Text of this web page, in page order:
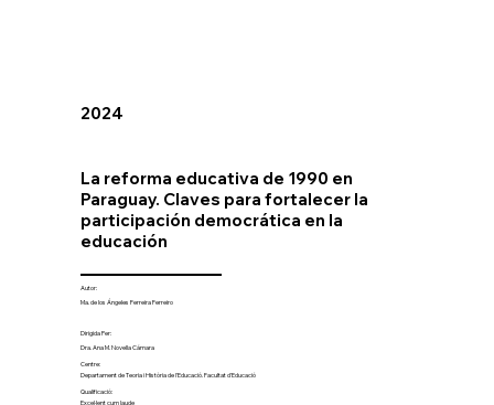
2024
La reforma educativa de 1990 en
Paraguay. Claves para fortalecer la
participación democrática en la
educación
Autor:
Ma. de los Ángeles Ferreira Ferreiro
Dirigida Per:
Dra. Ana M. Novella Cámara
Centre:
Departament de Teoria i Història de l'Educació. Facultat d'Educació
Qualificació:
Excel·lent cum laude